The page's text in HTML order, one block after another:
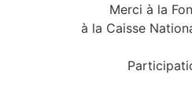
Merci à la
à la Caisse